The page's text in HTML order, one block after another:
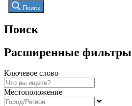
Поиск
Поиск
Расширенные фильтры
Ключевое слово
Местоположение